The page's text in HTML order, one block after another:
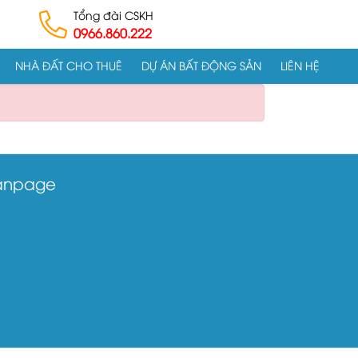
Tổng đài CSKH
0966.860.222
NHÀ ĐẤT CHO THUÊ DỰ ÁN BẤT ĐỘNG SẢN LIÊN HỆ